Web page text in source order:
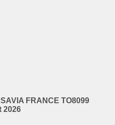
FRANCE TO8099
2026